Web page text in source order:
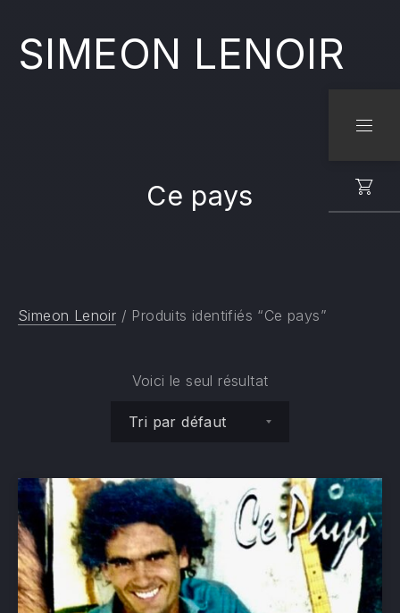
SIMEON LENOIR
Ce pays
Simeon Lenoir / Produits identifiés “Ce pays”
Voici le seul résultat